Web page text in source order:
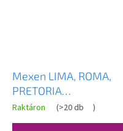
Mexen LIMA, ROMA,
PRETORIA
szerelőkészlet (oldalsín
+ mágnessín), arany,
Raktáron (>20 db )